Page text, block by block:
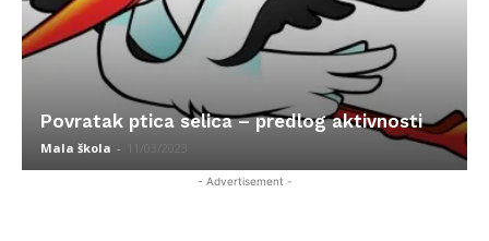
Povratak ptica selica – predlog aktivnosti
Mala škola - 11/03/2023
- Advertisement -